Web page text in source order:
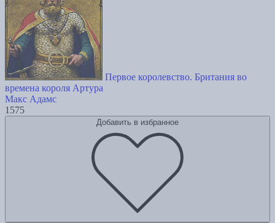
Первое королевство. Британия во
времена короля Артура
Макс Адамс
1575
Добавить в избранное